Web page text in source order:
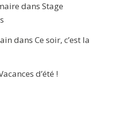
dansStage
dansCe soir, c’est la
d’été !